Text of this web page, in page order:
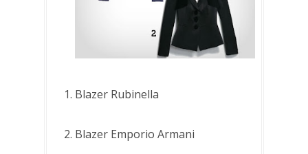
1. Blazer Rubinella
2. Blazer Emporio Armani